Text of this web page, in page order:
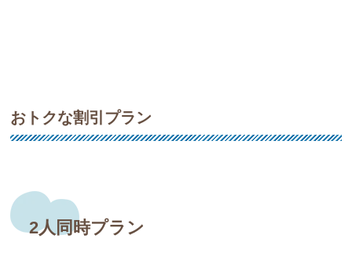
おトクな割引プラン
2人同時プラン